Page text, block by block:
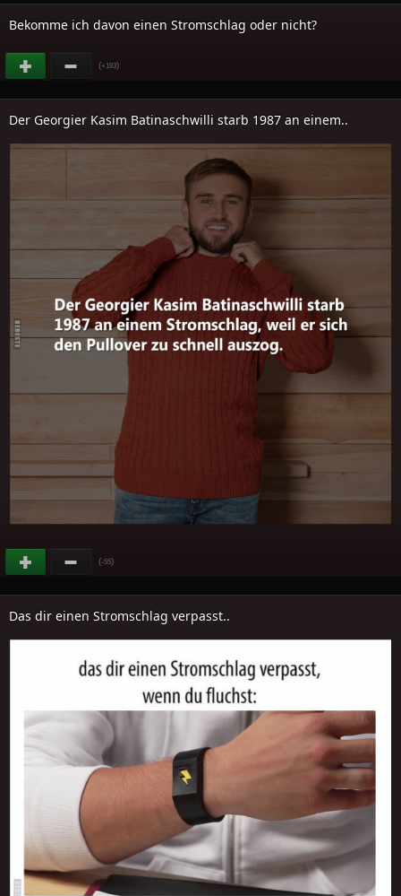
Bekomme ich davon einen Stromschlag oder nicht?
(+183)
Der Georgier Kasim Batinaschwilli starb 1987 an einem..
(-55)
Das dir einen Stromschlag verpasst..